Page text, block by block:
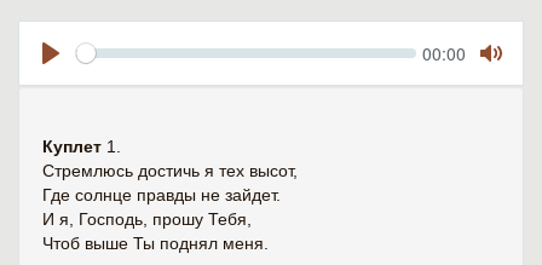
Seek Current
00:00
Mute
Куплет 1.
Стремлюсь достичь я тех высот,
Где солнце правды не зайдет.
И я, Господь, прошу Тебя,
Чтоб выше Ты поднял меня.